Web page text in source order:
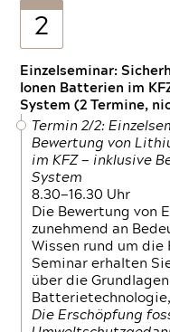
2
Einzelseminar:
Ionen Batterien im
System (2 Termine,
Termin 2/2:
Bewertung von
im KFZ — inklusive
System
8.30—16.30 Uhr
Die Bewertung von
zunehmend an
Wissen rund um
Seminar erhalten
über die
Die Erschöpfung